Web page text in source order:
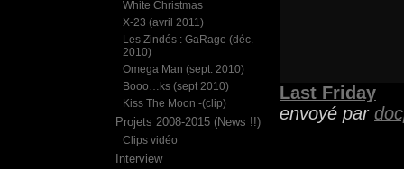
Last Friday
envoyé par
White Christmas
X-23 (avril 2011)
Les Zindés : GaRage (déc.
2010)
Omega Man (sept. 2010)
Booo…ks (sept 2010)
Kiss The Moon -(clip)
Projets 2008-2015 (News !!)
Clips vidéo
Interview